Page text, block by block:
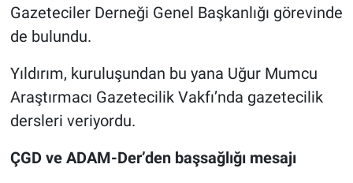
Gazeteciler Derneği Genel Başkanlığı görevinde
de bulundu.
Yıldırım, kuruluşundan bu yana Uğur Mumcu
Araştırmacı Gazetecilik Vakfı’nda gazetecilik
dersleri veriyordu.
ÇGD ve ADAM-Der’den başsağlığı mesajı
Türkiye'nin Gündemi
Yerel Gündem
Yerel Yaşam